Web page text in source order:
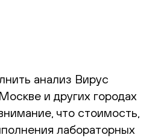
анализ Вирус
и других городах
что стоимость,
лабораторных